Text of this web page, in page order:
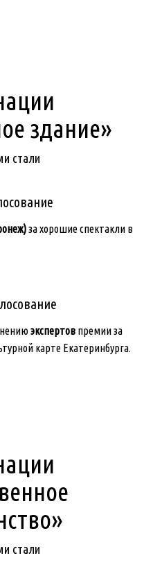
здание»
стали
)за хорошие спектакли в
экспертов премии за
карте Екатеринбурга.
стали